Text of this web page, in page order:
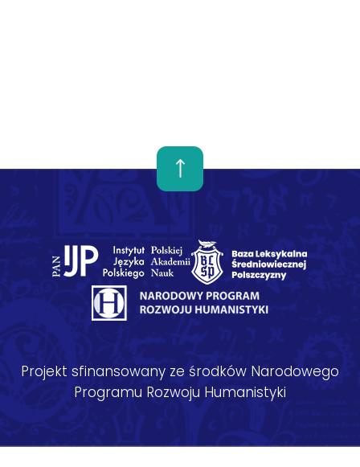
Projekt sfinansowany ze środków Narodowego
Programu Rozwoju Humanistyki